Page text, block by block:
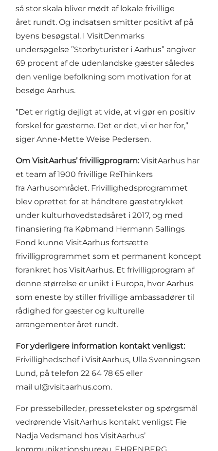
så stor skala bliver mødt af lokale frivillige
året rundt. Og indsatsen smitter positivt af på
byens besøgstal. I VisitDenmarks
undersøgelse ”Storbyturister i Aarhus” angiver
69 procent af de udenlandske gæster således
den venlige befolkning som motivation for at
besøge Aarhus.
”Det er rigtig dejligt at vide, at vi gør en positiv
forskel for gæsterne. Det er det, vi er her for,”
siger Anne-Mette Weise Pedersen.
Om VisitAarhus’ frivilligprogram: VisitAarhus har
et team af 1900 frivillige ReThinkers
fra Aarhusområdet. Frivillighedsprogrammet
blev oprettet for at håndtere gæstetrykket
under kulturhovedstadsåret i 2017, og med
finansiering fra Købmand Hermann Sallings
Fond kunne VisitAarhus fortsætte
frivilligprogrammet som et permanent koncept
forankret hos VisitAarhus. Et frivilligprogram af
denne størrelse er unikt i Europa, hvor Aarhus
som eneste by stiller frivillige ambassadører til
rådighed for gæster og kulturelle
arrangementer året rundt.
For yderligere information kontakt venligst:
Frivillighedschef i VisitAarhus, Ulla Svenningsen
Lund, på telefon 22 64 78 65 eller
mail ul@visitaarhus.com.
For pressebilleder, pressetekster og spørgsmål
vedrørende VisitAarhus kontakt venligst Fie
Nadja Vedsmand hos VisitAarhus’
kommunikationsbureau, EHRENBERG